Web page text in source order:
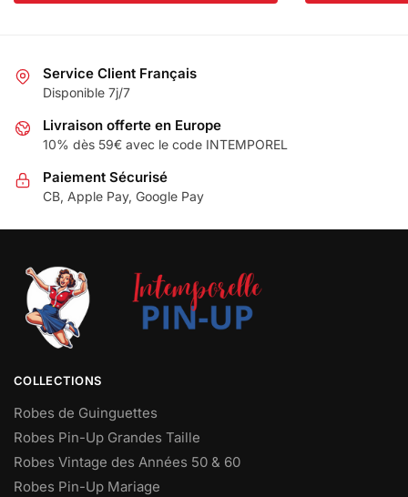
Service Client Français
Disponible 7j/7
Livraison offerte en Europe
10% dès 59€ avec le code INTEMPOREL
Paiement Sécurisé
CB, Apple Pay, Google Pay
COLLECTIONS
Robes de Guinguettes
Robes Pin-Up Grandes Taille
Robes Vintage des Années 50 & 60
Robes Pin-Up Mariage